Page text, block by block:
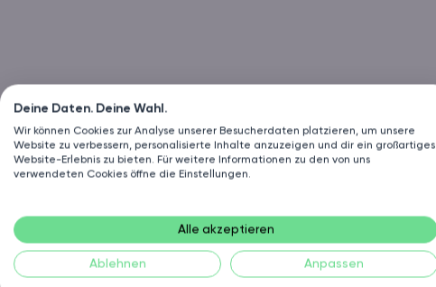
Deine Daten. Deine Wahl.
Wir können Cookies zur Analyse unserer Besucherdaten platzieren, um unsere
Website zu verbessern, personalisierte Inhalte anzuzeigen und dir ein großartiges
Website-Erlebnis zu bieten. Für weitere Informationen zu den von uns
verwendeten Cookies öffne die Einstellungen.
Alle akzeptieren
Ablehnen Anpassen